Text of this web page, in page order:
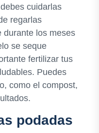
cuidarlas
regarlas
durante los meses
se seque
fertilizar tus
Puedes
como el compost,
podadas